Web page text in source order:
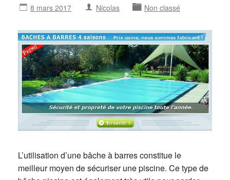
8 mars 2017 Nicolas Non classé
L’utilisation d’une bâche à barres constitue le
meilleur moyen de sécuriser une piscine. Ce type de